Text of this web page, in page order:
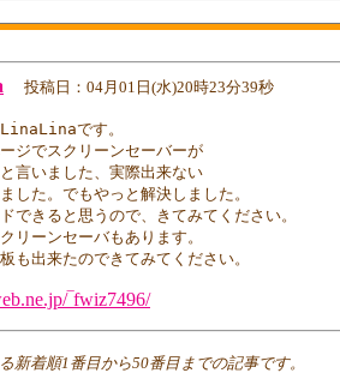
投稿日：04月01日(水)20時23分39秒
LinaLinaです。
ジでスクリーンセーバーが
言いました、実際出来ない
した。でもやっと解決しました。
できると思うので、きてみてください。
リーンセーバもあります。
も出来たのできてみてください。
‾fwiz7496/
新着順1番目から50番目までの記事です。